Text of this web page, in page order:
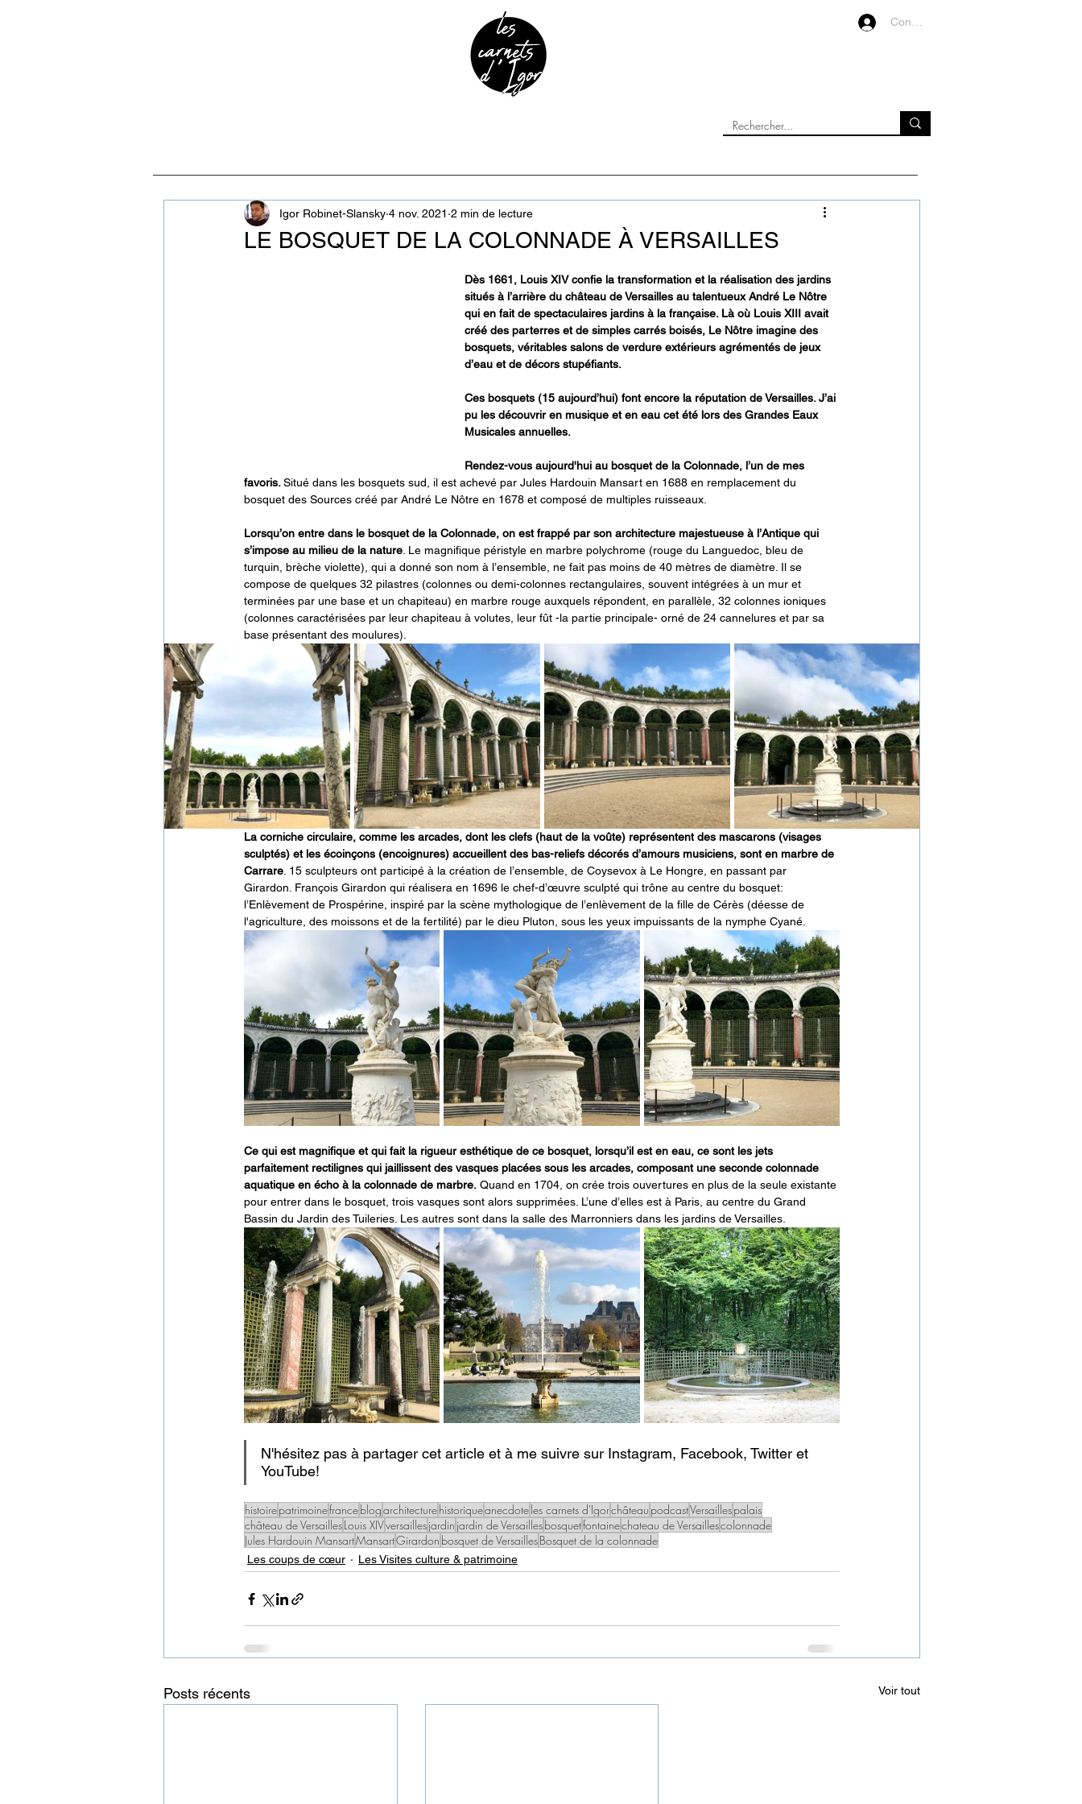
Connexion
LE BOSQUET DE LA COLONNADE À VERSAILLES
Igor Robinet-Slansky 4 nov. 2021 2 min de lecture
Dès 1661, Louis XIV confie la transformation et la réalisation des jardins
situés à l’arrière du château de Versailles au talentueux André Le Nôtre
qui en fait de spectaculaires jardins à la française. Là où Louis XIII avait
créé des parterres et de simples carrés boisés, Le Nôtre imagine des
bosquets, véritables salons de verdure extérieurs agrémentés de jeux
d’eau et de décors stupéfiants.
Ces bosquets (15 aujourd’hui) font encore la réputation de Versailles. J’ai
pu les découvrir en musique et en eau cet été lors des Grandes Eaux
Musicales annuelles.
Rendez-vous aujourd'hui au bosquet de la Colonnade, l’un de mes
favoris. Situé dans les bosquets sud, il est achevé par Jules Hardouin Mansart en 1688 en remplacement du
bosquet des Sources créé par André Le Nôtre en 1678 et composé de multiples ruisseaux.
Lorsqu’on entre dans le bosquet de la Colonnade, on est frappé par son architecture majestueuse à l’Antique qui
s’impose au milieu de la nature . Le magnifique péristyle en marbre polychrome (rouge du Languedoc, bleu de
turquin, brèche violette), qui a donné son nom à l’ensemble, ne fait pas moins de 40 mètres de diamètre. Il se
compose de quelques 32 pilastres (colonnes ou demi-colonnes rectangulaires, souvent intégrées à un mur et
terminées par une base et un chapiteau) en marbre rouge auxquels répondent, en parallèle, 32 colonnes ioniques
(colonnes caractérisées par leur chapiteau à volutes, leur fût -la partie principale- orné de 24 cannelures et par sa
base présentant des moulures).
La corniche circulaire, comme les arcades, dont les clefs (haut de la voûte) représentent des mascarons (visages
sculptés) et les écoinçons (encoignures) accueillent des bas-reliefs décorés d’amours musiciens, sont en marbre de
Carrare . 15 sculpteurs ont participé à la création de l’ensemble, de Coysevox à Le Hongre, en passant par
Girardon. François Girardon qui réalisera en 1696 le chef-d’œuvre sculpté qui trône au centre du bosquet:
l’Enlèvement de Prospérine, inspiré par la scène mythologique de l’enlèvement de la fille de Cérès (déesse de
l'agriculture, des moissons et de la fertilité) par le dieu Pluton, sous les yeux impuissants de la nymphe Cyané.
Ce qui est magnifique et qui fait la rigueur esthétique de ce bosquet, lorsqu’il est en eau, ce sont les jets
parfaitement rectilignes qui jaillissent des vasques placées sous les arcades, composant une seconde colonnade
aquatique en écho à la colonnade de marbre. Quand en 1704, on crée trois ouvertures en plus de la seule existante
pour entrer dans le bosquet, trois vasques sont alors supprimées. L’une d’elles est à Paris, au centre du Grand
Bassin du Jardin des Tuileries. Les autres sont dans la salle des Marronniers dans les jardins de Versailles.
N'hésitez pas à partager cet article et à me suivre sur Instagram, Facebook, Twitter et
YouTube!
histoirepatrimoinefranceblogarchitecturehistoriqueanecdoteles carnets d'Igorchâteau podcastVersaillespalais
château de VersaillesLouis XIVversaillesjardin jardin de Versaillesbosquetfontainechateau de Versaillescolonnade
Jules Hardouin MansartMansartGirardon bosquet de VersaillesBosquet de la colonnade
Les coups de cœur Les Visites culture & patrimoine
Posts récents Voir tout